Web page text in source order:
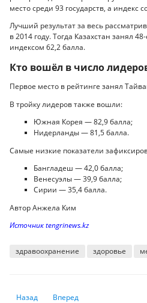
место среди 93 государств, а индекс
Лучший результат за весь
в 2014 году. Тогда Казахстан занял
индексом 62,2 балла.
Кто вошёл в число
Первое место в рейтинге занял
В тройку лидеров также вошли:
Южная Корея — 82,9 балла;
Нидерланды — 81,5 балла.
Самые низкие показатели
Бангладеш — 42,0 балла;
Венесуэлы — 39,9 балла;
Сирии — 35,4 балла.
Автор Анжела Ким
Источник tengrinews.kz
здравоохранение здоровье
Предыдущий: Частую ошибку
Назад Следующий:
Вперед